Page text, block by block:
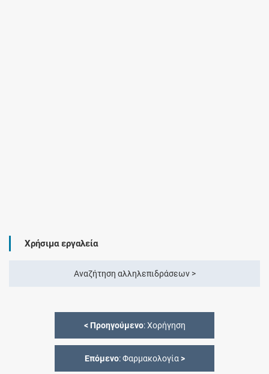
Χρήσιμα εργαλεία
Αναζήτηση αλληλεπιδράσεων >
< Προηγούμενο: Χορήγηση
Επόμενο: Φαρμακολογία>